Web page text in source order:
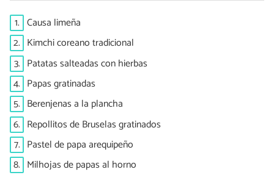
1. Causa limeña
2. Kimchi coreano tradicional
3. Patatas salteadas con hierbas
4. Papas gratinadas
5. Berenjenas a la plancha
6. Repollitos de Bruselas gratinados
7. Pastel de papa arequipeño
8. Milhojas de papas al horno